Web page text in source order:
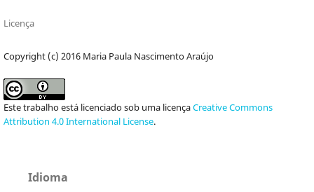
Licença
Copyright (c) 2016 Maria Paula Nascimento Araújo
Este trabalho está licenciado sob uma licençaCreative Commons
Attribution 4.0 International License.
Idioma